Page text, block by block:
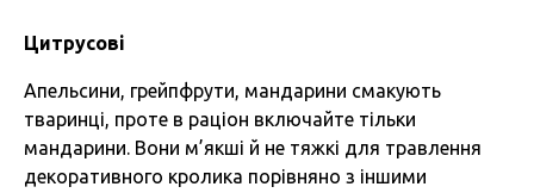
Цитрусові
Апельсини, грейпфрути, мандарини смакують
тваринці, проте в раціон включайте тільки
мандарини. Вони м’якші й не тяжкі для травлення
декоративного кролика порівняно з іншими